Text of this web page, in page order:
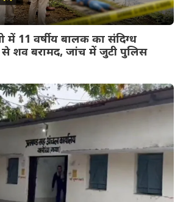
में 11 वर्षीय बालक का संदिग्ध
शव बरामद, जांच में जुटी पुलिस